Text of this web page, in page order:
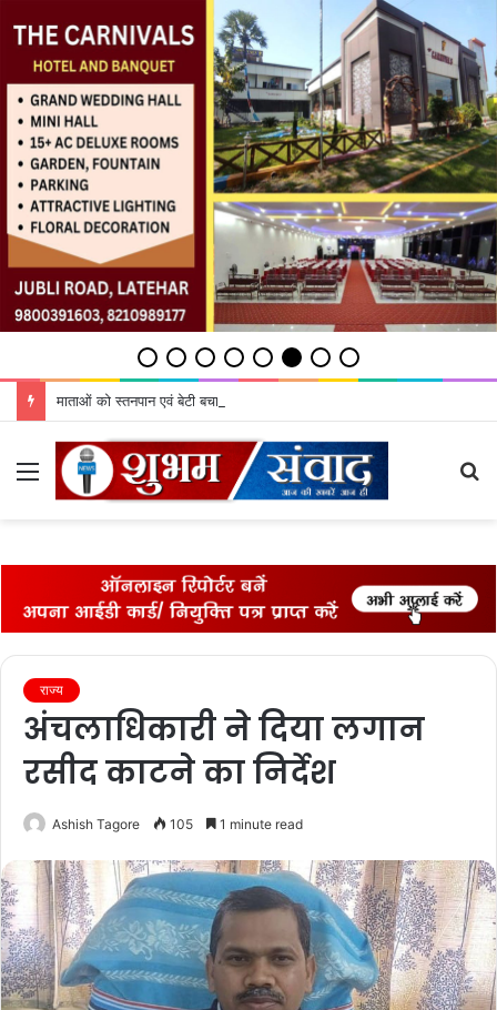
माताओं को स्तनपान एवं बेटी बचाओ, बेटी पढ़ाओ के महत्व को बताएं: डीडीसी
Menu
राज्‍य
अंचलाधिकारी ने दिया लगान
रसीद काटने का निर्देश
Ashish Tagore 105 1 minute read